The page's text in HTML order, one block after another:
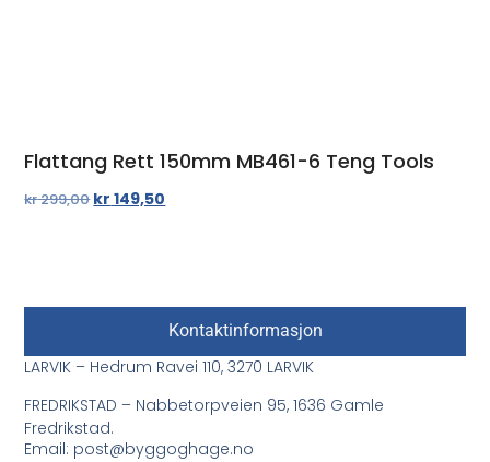
Flattang Rett 150mm MB461-6 Teng Tools
kr299,00kr 149,50
Kontaktinformasjon
LARVIK – Hedrum Ravei 110, 3270 LARVIK
FREDRIKSTAD – Nabbetorpveien 95, 1636 Gamle
Fredrikstad.
Email: post@byggoghage.no